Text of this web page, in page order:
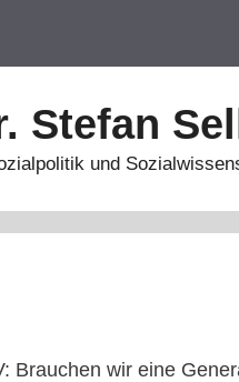
Stefan Sell
und
Brauchen wir eine